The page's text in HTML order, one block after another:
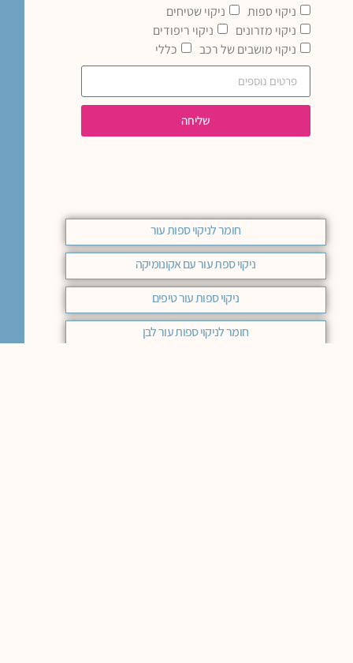
ניקוי ספות
ניקוי שטיחים
ניקוי מזרונים
ניקוי ריפודים
ניקוי מושבים של רכב
כללי
שליחה
חומר לניקוי ספות עור
ניקוי ספת עור עם אקונומיקה
ניקוי ספות עור טיפים
חומר לניקוי ספות עור לבן